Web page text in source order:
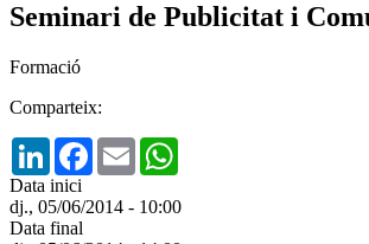
Seminari de Publicitat i
Formació
Comparteix:
LinkedInFacebook
Email
Data inici
dj., 05/06/2014 - 10:00
Data final